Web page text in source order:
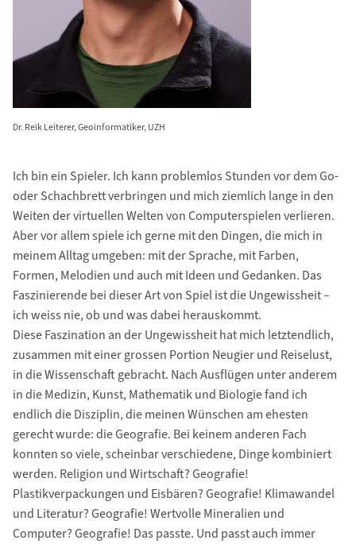
Dr. Reik Leiterer, Geoinformatiker, UZH
Ich bin ein Spieler. Ich kann problemlos Stunden vor dem Go-
oder Schachbrett verbringen und mich ziemlich lange in den
Weiten der virtuellen Welten von Computerspielen verlieren.
Aber vor allem spiele ich gerne mit den Dingen, die mich in
meinem Alltag umgeben: mit der Sprache, mit Farben,
Formen, Melodien und auch mit Ideen und Gedanken. Das
Faszinierende bei dieser Art von Spiel ist die Ungewissheit –
ich weiss nie, ob und was dabei herauskommt.
Diese Faszination an der Ungewissheit hat mich letztendlich,
zusammen mit einer grossen Portion Neugier und Reiselust,
in die Wissenschaft gebracht. Nach Ausflügen unter anderem
in die Medizin, Kunst, Mathematik und Biologie fand ich
endlich die Disziplin, die meinen Wünschen am ehesten
gerecht wurde: die Geografie. Bei keinem anderen Fach
konnten so viele, scheinbar verschiedene, Dinge kombiniert
werden. Religion und Wirtschaft? Geografie!
Plastikverpackungen und Eisbären? Geografie! Klimawandel
und Literatur? Geografie! Wertvolle Mineralien und
Computer? Geografie! Das passte. Und passt auch immer